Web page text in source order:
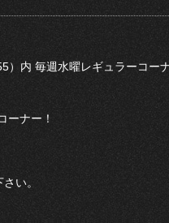
内 毎週水曜レギュラーコー
ーナー！
い。